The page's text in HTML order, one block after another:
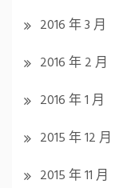
2016 年 3 月
2016 年 2 月
2016 年 1 月
2015 年 12 月
2015 年 11 月